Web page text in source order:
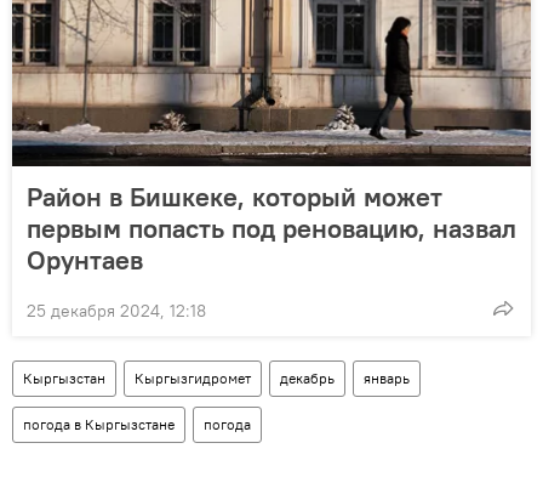
Район в Бишкеке, который может
первым попасть под реновацию, назвал
Орунтаев
25 декабря 2024, 12:18
Кыргызстан Кыргызгидромет декабрь январь
погода в Кыргызстане погода